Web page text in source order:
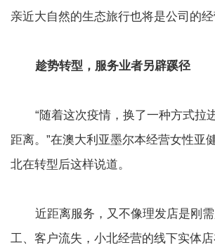
亲近大自然的生态旅行也将是公司的经
趁势转型，服务业者另辟蹊径
“随着这次疫情，换了一种方式拉
距离。”在澳大利亚墨尔本经营女性亚
北在转型后这样说道。
近距离服务，又不像理发店是刚需
工、客户流失，小北经营的线下实体